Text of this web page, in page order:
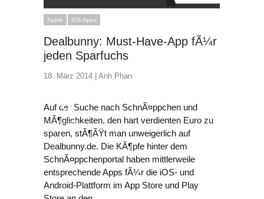
Apple iOS Apps
Dealbunny: Must-Have-App fÃ¼r
jeden Sparfuchs
18. März 2014 | Anh Phan
9
Praktisch
Auf der Suche nach SchnÃ¤ppchen und
MÃ¶glichkeiten, den hart verdienten Euro zu
sparen, stÃ¶ÃŸt man unweigerlich auf
Dealbunny.de. Die KÃ¶pfe hinter dem
SchnÃ¤ppchenportal haben mittlerweile
entsprechende Apps fÃ¼r die iOS- und
Android-Plattform im App Store und Play